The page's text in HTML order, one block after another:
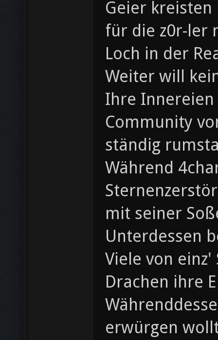
Geier
für die z0r-ler
Loch in der
Weiter will
Ihre Innereien
Community
ständig
Während
mit seiner
Unterdessen
Viele von
Drachen ihre
erwürgen